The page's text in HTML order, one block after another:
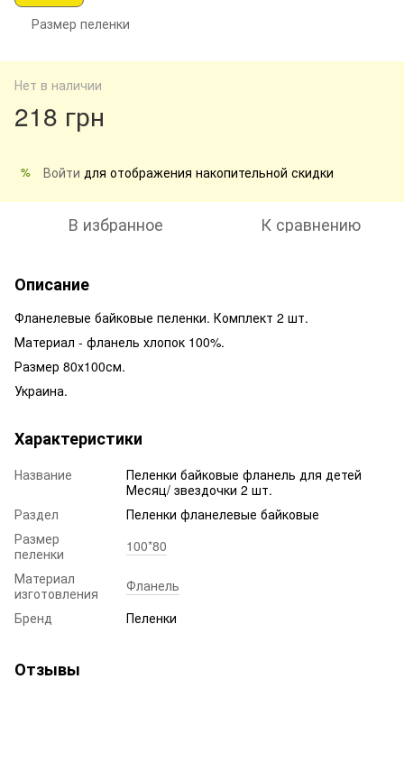
Размер пеленки
Нет в наличии
218 грн
% Войти для отображения накопительной скидки
В избранное К сравнению
Описание
Фланелевые байковые пеленки. Комплект 2 шт.
Материал - фланель хлопок 100%.
Размер 80х100см.
Украина.
Характеристики
Название
Пеленки байковые фланель для детей
Месяц/ звездочки 2 шт.
Раздел
Пеленки фланелевые байковые
Размер
пеленки
100*80
Материал
изготовления
Фланель
Бренд
Пеленки
Отзывы